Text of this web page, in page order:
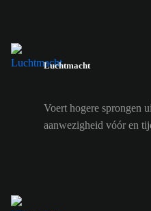
Luchtmacht
Voert hogere sprongen
aanwezigheid vóór en